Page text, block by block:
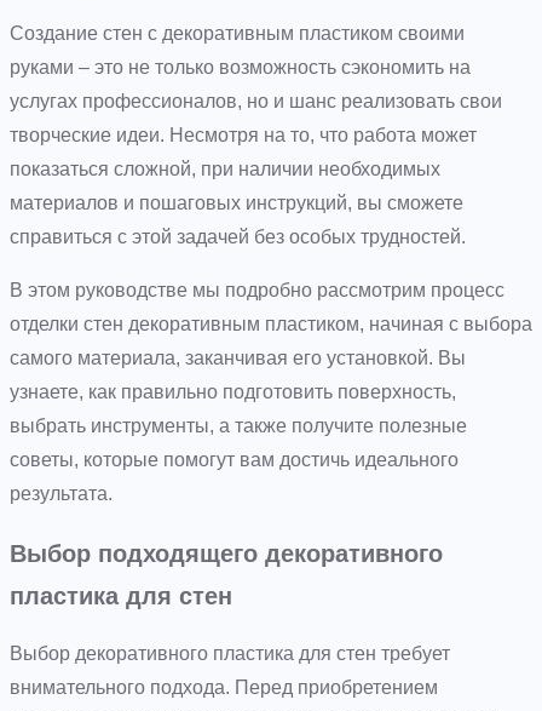
Создание стен с декоративным пластиком своими
руками – это не только возможность сэкономить на
услугах профессионалов, но и шанс реализовать свои
творческие идеи. Несмотря на то, что работа может
показаться сложной, при наличии необходимых
материалов и пошаговых инструкций, вы сможете
справиться с этой задачей без особых трудностей.
В этом руководстве мы подробно рассмотрим процесс
отделки стен декоративным пластиком, начиная с выбора
самого материала, заканчивая его установкой. Вы
узнаете, как правильно подготовить поверхность,
выбрать инструменты, а также получите полезные
советы, которые помогут вам достичь идеального
результата.
Выбор подходящего декоративного
пластика для стен
Выбор декоративного пластика для стен требует
внимательного подхода. Перед приобретением